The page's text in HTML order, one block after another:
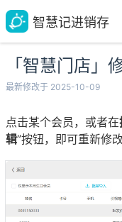
智慧记进销存
「智慧门店」
最新修改于 2025-10-09
点击某个会员，或者在
辑”按钮，即可重新修